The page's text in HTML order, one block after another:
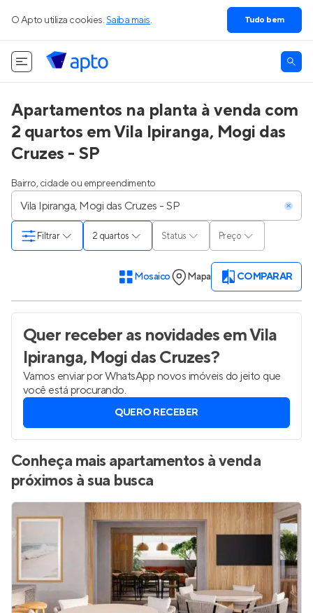
O Apto utiliza cookies. Saiba mais. Tudo bem
Apartamentos na planta à venda com
2 quartos em Vila Ipiranga, Mogi das
Cruzes - SP
Bairro, cidade ou empreendimento
2 quartos Status Preço
Filtrar
Mosaico Mapa COMPARAR
Quer receber as novidadesem Vila
Ipiranga, Mogi das Cruzes?
Vamos enviar por WhatsApp novos imóveis do jeito que
você está procurando.
QUERO RECEBER
Conheça mais apartamentos à venda
próximos à sua busca